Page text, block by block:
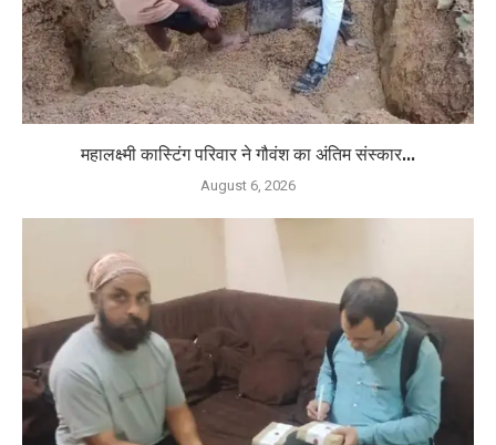
महालक्ष्मी कास्टिंग परिवार ने गौवंश का अंतिम संस्कार...
August 6, 2026